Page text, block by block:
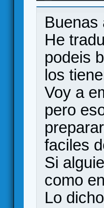
Space
Buenas
He
podeis
los
Voy a
pero
faciles
Si
como
Lo